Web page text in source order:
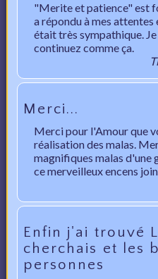
"Merite et patience" est
a répondu à mes
était très sympathique.
continuez comme ça.
Merci...
Merci pour l'Amour que
réalisation des malas.
magnifiques malas d'une
ce merveilleux encens
Enfin j'ai trouvé
cherchais et les
personnes